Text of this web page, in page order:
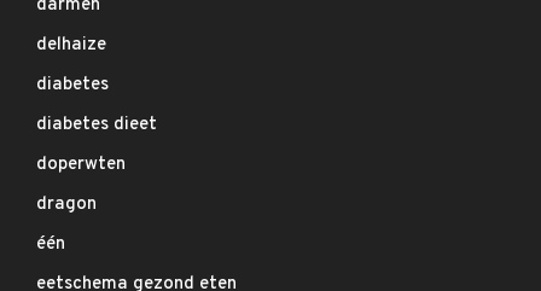
darmen
delhaize
diabetes
diabetes dieet
doperwten
dragon
één
eetschema gezond eten